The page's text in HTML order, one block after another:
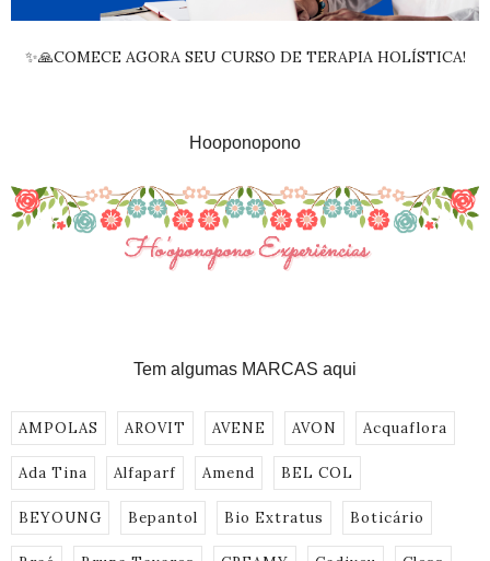
✨🙏COMECE AGORA SEU CURSO DE TERAPIA HOLÍSTICA!
Hooponopono
Tem algumas MARCAS aqui
AMPOLAS AROVIT AVENE AVON Acquaflora
Ada Tina Alfaparf Amend BEL COL
BEYOUNG Bepantol Bio Extratus Boticário